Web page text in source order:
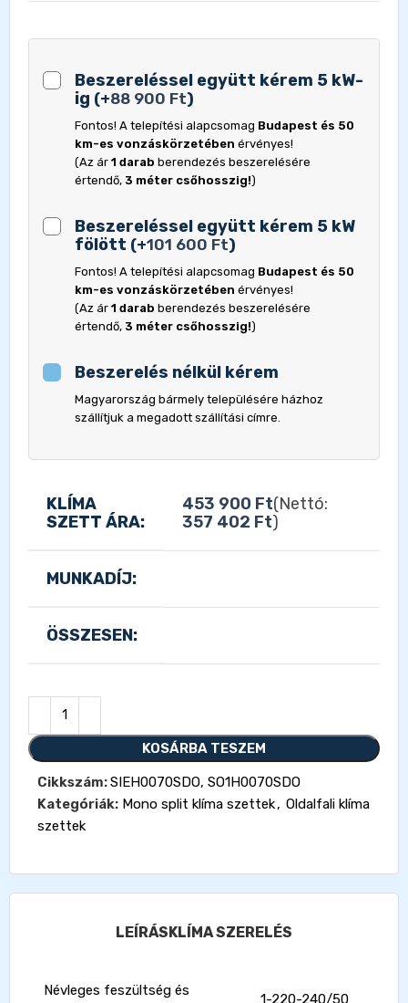
Beszereléssel együtt kérem 5 kW-
ig (+88 900 Ft)
Fontos! A telepítési alapcsomag Budapest és 50
km-es vonzáskörzetében érvényes!
(Az ár 1 darab berendezés beszerelésére
értendő, 3 méter csőhosszig!)
Beszereléssel együtt kérem 5 kW
fölött (+101 600 Ft)
Fontos! A telepítési alapcsomag Budapest és 50
km-es vonzáskörzetében érvényes!
(Az ár 1 darab berendezés beszerelésére
értendő, 3 méter csőhosszig!)
Beszerelés nélkül kérem
Magyarország bármely településére házhoz
szállítjuk a megadott szállítási címre.
KLÍMA
SZETT ÁRA:
453 900 Ft(Nettó:
357 402 Ft)
MUNKADÍJ:
ÖSSZESEN:
KOSÁRBA TESZEM
Cikkszám:SIEH0070SDO, SO1H0070SDO
Kategóriák: Mono split klíma szettek, Oldalfali klíma
szettek
LEÍRÁSKLÍMA SZERELÉS
Névleges feszültség és
1-220-240/50